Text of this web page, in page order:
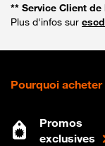
** Service Client de
Plus d'infos sur
Pourquoi acheter
Promos
exclusives